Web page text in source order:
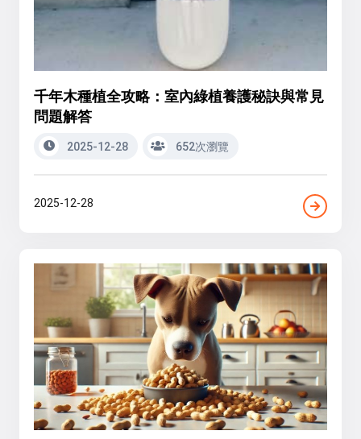
千年木種植全攻略：室內綠植養護秘訣與常見
問題解答
2025-12-28 652次瀏覽
2025-12-28